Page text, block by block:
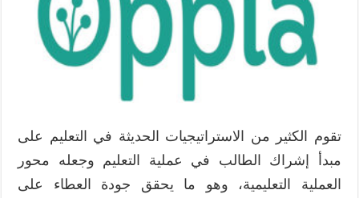
تقوم الكثير من الاستراتيجيات الحديثة في التعليم على
مبدأ إشراك الطالب في عملية التعليم وجعله محور
العملية التعليمية، وهو ما يحقق جودة العطاء على